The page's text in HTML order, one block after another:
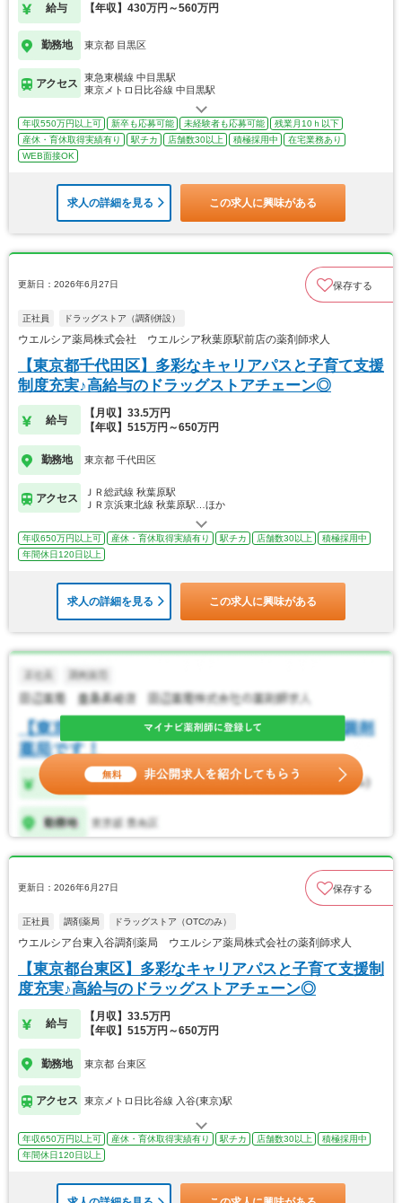
給与 【年収】430万円～560万円
勤務地 東京都 目黒区
アクセス
東急東横線 中目黒駅
東京メトロ日比谷線 中目黒駅
年収550万円以上可 新卒も応募可能 未経験者も応募可能
残業月10ｈ以下
産休・育休取得実績有り
駅チカ 店舗数30以上 積極採用中
在宅業務あり
WEB面接OK
求人の詳細を見る この求人に興味がある
更新日：2026年6月27日 保存する
正社員 ドラッグストア（調剤併設）
ウエルシア薬局株式会社 ウエルシア秋葉原駅前店の薬剤師求人
【東京都千代田区】多彩なキャリアパスと子育て支援
制度充実♪高給与のドラッグストアチェーン◎
給与
【月収】33.5万円
【年収】515万円～650万円
勤務地 東京都 千代田区
アクセス
ＪＲ総武線 秋葉原駅
ＪＲ京浜東北線 秋葉原駅…ほか
年収650万円以上可 産休・育休取得実績有り 駅チカ 店舗数30以上
積極採用中
年間休日120日以上
求人の詳細を見る この求人に興味がある
更新日：2026年6月27日 保存する
正社員 調剤薬局 ドラッグストア（OTCのみ）
ウエルシア台東入谷調剤薬局 ウエルシア薬局株式会社の薬剤師求人
【東京都台東区】多彩なキャリアパスと子育て支援制
度充実♪高給与のドラッグストアチェーン◎
給与
【月収】33.5万円
【年収】515万円～650万円
勤務地 東京都 台東区
アクセス 東京メトロ日比谷線 入谷(東京)駅
年収650万円以上可 産休・育休取得実績有り 駅チカ 店舗数30以上
積極採用中
年間休日120日以上